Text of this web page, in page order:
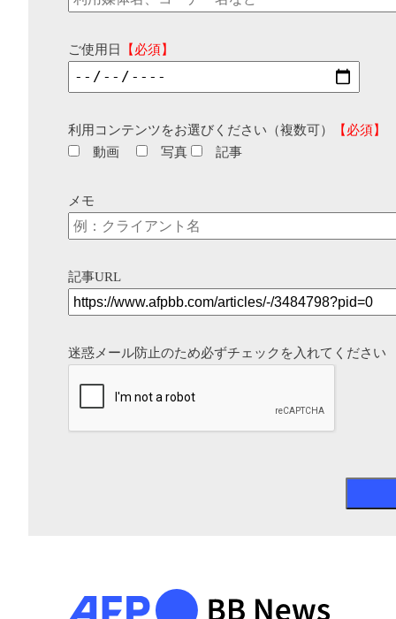
ご使用日 【必須】
利用コンテンツをお選びください（複数可）
【必須】
動画
写真 記事
メモ
記事URL
迷惑メール防止のため必ずチェックを入れてください